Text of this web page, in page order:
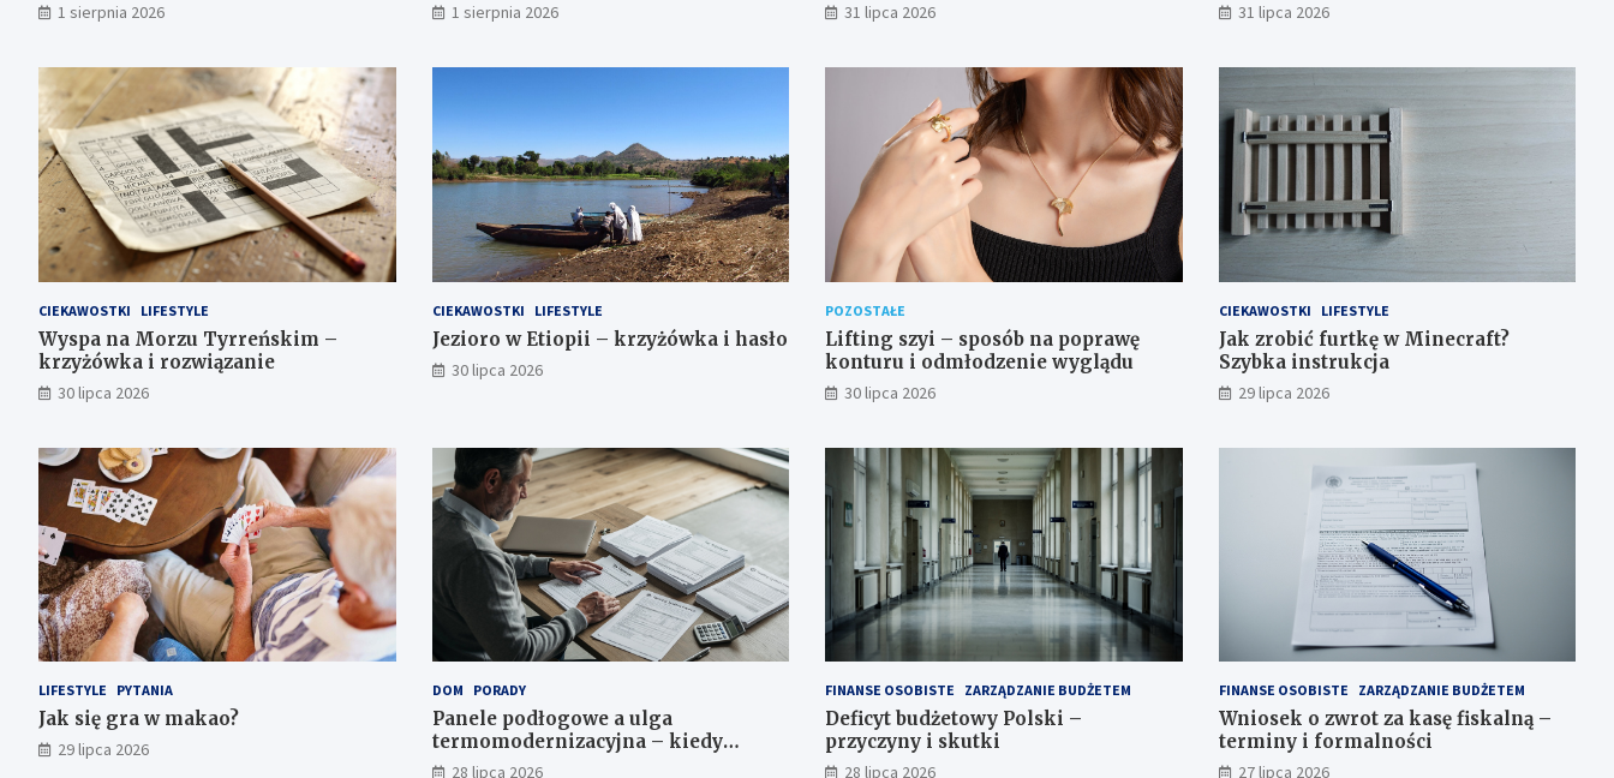
1 sierpnia 2026 1 sierpnia 2026 31 lipca 2026 31 lipca 2026
CIEKAWOSTKI LIFESTYLE
Wyspa na Morzu Tyrreńskim –
krzyżówka i rozwiązanie
30 lipca 2026
CIEKAWOSTKI LIFESTYLE
Jezioro w Etiopii – krzyżówka i hasło
30 lipca 2026
POZOSTAŁE
Lifting szyi – sposób na poprawę
konturu i odmłodzenie wyglądu
30 lipca 2026
CIEKAWOSTKI LIFESTYLE
Jak zrobić furtkę w Minecraft?
Szybka instrukcja
29 lipca 2026
LIFESTYLE PYTANIA
Jak się gra w makao?
29 lipca 2026
DOM PORADY
Panele podłogowe a ulga
termomodernizacyjna – kiedy
można odliczyć?
28 lipca 2026
FINANSE OSOBISTE ZARZĄDZANIE BUDŻETEM
Deficyt budżetowy Polski –
przyczyny i skutki
28 lipca 2026
FINANSE OSOBISTE ZARZĄDZANIE BUDŻETEM
Wniosek o zwrot za kasę fiskalną –
terminy i formalności
27 lipca 2026